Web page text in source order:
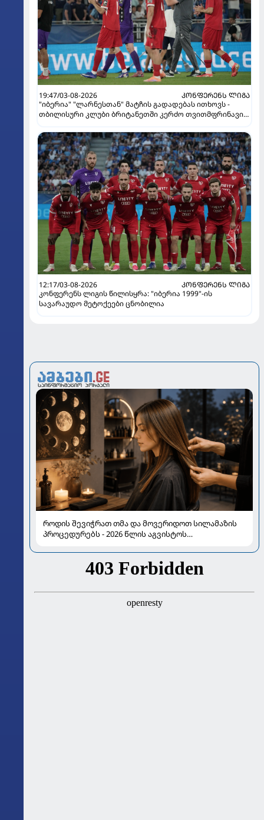
19:47/03-08-2026
ᲙᲝᲜᲤᲔᲠᲔᲜᲡ ᲚᲘᲒᲐ
"იბერია" "ლარნესთან" მატჩის გადადებას ითხოვს -
თბილისური კლუბი ბრიტანეთში კერძო თვითმფრინავით
12:17/03-08-2026
ᲙᲝᲜᲤᲔᲠᲔᲜᲡ ᲚᲘᲒᲐ
კონფერენს ლიგის წილისყრა: "იბერია 1999"-ის
სავარაუდო მეტოქეები ცნობილია
როდის შევიჭრათ თმა და მოვერიდოთ სილამაზის
პროცედურებს - 2026 წლის აგვისტოს